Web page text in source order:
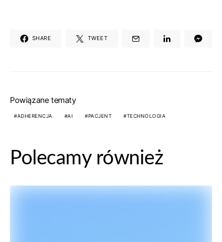
SHARE TWEET
Powiązane tematy
ADHERENCJA AI PACJENT TECHNOLOGIA
Polecamy również